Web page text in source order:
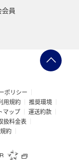
員
ポリシー
用規約
推奨環境
マップ
運送約款
扱料金表
約